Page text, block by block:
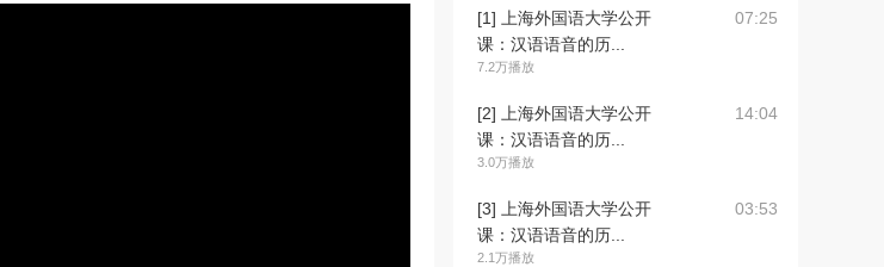
[1] 上海外国语大学公开
课：汉语语音的历...
7.2万播放
07:25
[2] 上海外国语大学公开
课：汉语语音的历...
3.0万播放
14:04
[3] 上海外国语大学公开
课：汉语语音的历...
2.1万播放
03:53